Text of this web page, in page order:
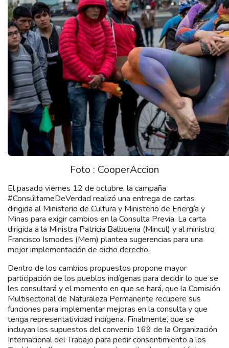
Foto : CooperAccion
El pasado viernes 12 de octubre, la campaña
#ConsúltameDeVerdad realizó una entrega de cartas
dirigida al Ministerio de Cultura y Ministerio de Energía y
Minas para exigir cambios en la Consulta Previa. La carta
dirigida a la Ministra Patricia Balbuena (Mincul) y al ministro
Francisco Ismodes (Mem) plantea sugerencias para una
mejor implementación de dicho derecho.
Dentro de los cambios propuestos propone mayor
participación de los pueblos indígenas para decidir lo que se
les consultará y el momento en que se hará, que la Comisión
Multisectorial de Naturaleza Permanente recupere sus
funciones para implementar mejoras en la consulta y que
tenga representatividad indígena. Finalmente, que se
incluyan los supuestos del convenio 169 de la Organización
Internacional del Trabajo para pedir consentimiento a los